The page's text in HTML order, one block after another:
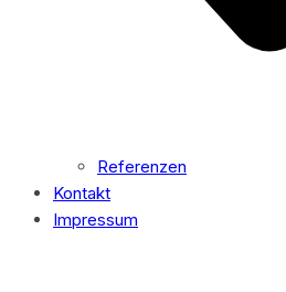
Referenzen
Kontakt
Impressum